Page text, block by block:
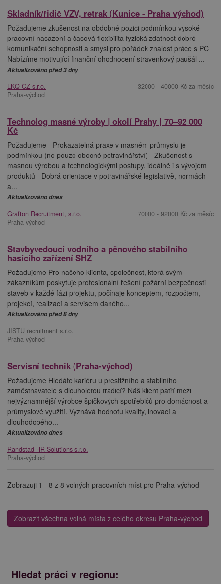
Skladník/řidič VZV, retrak (Kunice - Praha východ)
Požadujeme zkušenost na obdobné pozici podmínkou vysoké
pracovní nasazení a časová flexibilita fyzická zdatnost dobré
komunikační schopnosti a smysl pro pořádek znalost práce s PC
Nabízíme motivující finanční ohodnocení stravenkový paušál ...
Aktualizováno před 3 dny
LKQ CZ s.r.o.
Praha-východ
32000 - 40000 Kč za měsíc
Technolog masné výroby | okolí Prahy | 70–92 000
Kč
Požadujeme - Prokazatelná praxe v masném průmyslu je
podmínkou (ne pouze obecné potravinářství) - Zkušenost s
masnou výrobou a technologickými postupy, ideálně i s vývojem
produktů - Dobrá orientace v potravinářské legislativě, normách
a...
Aktualizováno dnes
Grafton Recruitment, s.r.o.
Praha-východ
70000 - 92000 Kč za měsíc
Stavbyvedoucí vodního a pěnového stabilního
hasícího zařízení SHZ
Požadujeme Pro našeho klienta, společnost, která svým
zákazníkům poskytuje profesionální řešení požární bezpečnosti
staveb v každé fázi projektu, počínaje konceptem, rozpočtem,
projekcí, realizací a servisem daného...
Aktualizováno před 8 dny
JISTU recruitment s.r.o.
Praha-východ
Servisní technik (Praha-východ)
Požadujeme Hledáte kariéru u prestižního a stabilního
zaměstnavatele s dlouholetou tradicí? Náš klient patří mezi
nejvýznamnější výrobce špičkových spotřebičů pro domácnost a
průmyslové využití. Vyznává hodnotu kvality, inovací a
dlouhodobého...
Aktualizováno dnes
Randstad HR Solutions s.r.o.
Praha-východ
Zobrazuji 1 - 8 z 8 volných pracovních míst pro Praha-východ
Zobrazit všechna volná místa z celého okresu Praha-východ
Hledat práci v regionu: